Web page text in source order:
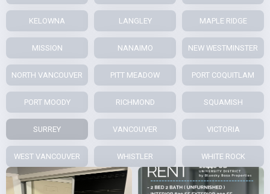
KELOWNA LANGLEY MAPLE RIDGE
MISSION NANAIMO NEW WESTMINSTER
NORTH VANCOUVER PITT MEADOW PORT COQUITLAM
PORT MOODY RICHMOND SQUAMISH
SURREY VANCOUVER VICTORIA
WEST VANCOUVER WHISTLER WHITE ROCK